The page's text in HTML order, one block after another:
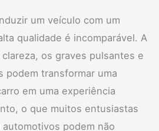
um veículo com um
qualidade é incomparável. A
os graves pulsantes e
podem transformar uma
em uma experiência
o que muitos entusiastas
podem não